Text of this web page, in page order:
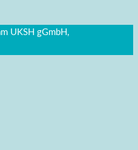
UKSH gGmbH,